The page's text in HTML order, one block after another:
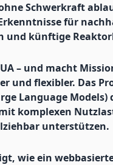
Schwerkraft
für
und künftige
– und macht
und flexibler. Das
Language Models)
komplexen
unterstützen.
wie ein